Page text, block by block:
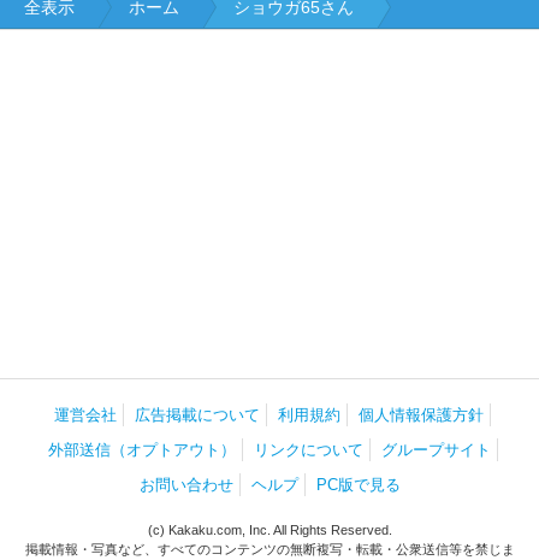
全表示 ホーム ショウガ65さん
運営会社 広告掲載について 利用規約
個人情報保護方針
外部送信（オプトアウト）
リンクについて
グループサイト
お問い合わせ
ヘルプ PC版で見る
(c) Kakaku.com, Inc. All Rights Reserved.
掲載情報・写真など、すべてのコンテンツの無断複写・転載・公衆送信等を禁じま